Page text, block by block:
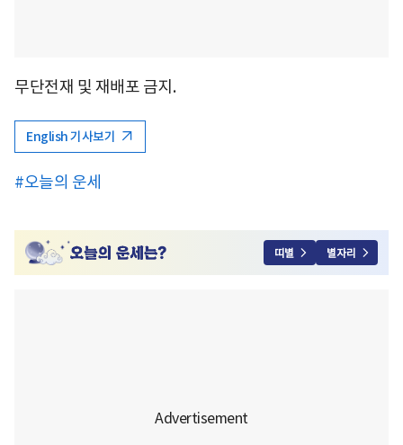
무단전재 및 재배포 금지.
English 기사보기
#오늘의 운세
띠별 별자리